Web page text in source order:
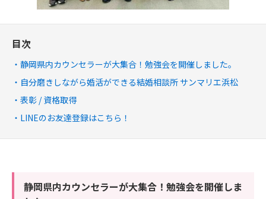
目次
静岡県内カウンセラーが大集合！勉強会を開催しました。
自分磨きしながら婚活ができる結婚相談所 サンマリエ浜松
表彰 / 資格取得
LINEのお友達登録はこちら！
静岡県内カウンセラーが大集合！勉強会を開催しま